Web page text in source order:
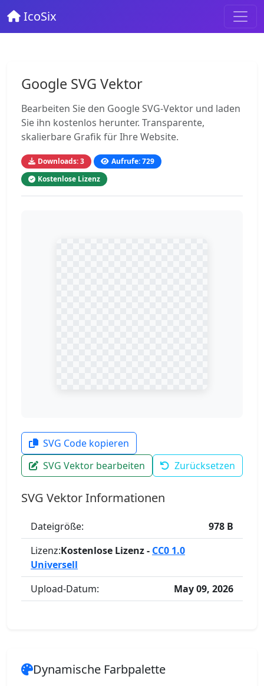
IcoSix
Google SVG Vektor
Bearbeiten Sie den Google SVG-Vektor und laden
Sie ihn kostenlos herunter. Transparente,
skalierbare Grafik für Ihre Website.
Downloads: 3
Aufrufe: 729
Kostenlose Lizenz
SVG Code kopieren
SVG Vektor bearbeiten
Zurücksetzen
SVG Vektor Informationen
Dateigröße:
978 B
Lizenz:Kostenlose Lizenz - CC0 1.0
Universell
Upload-Datum:
May 09, 2026
Dynamische Farbpalette